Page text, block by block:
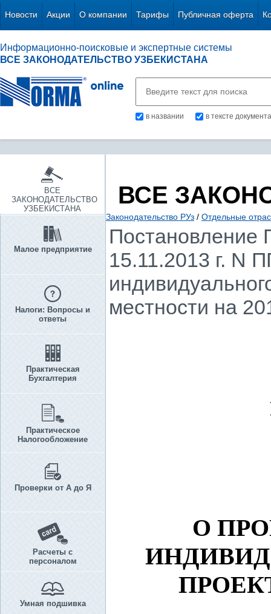
Новости Акции О компании Тарифы Публичная оферта
Информационно-поисковые и экспертные системы
ВСЕ ЗАКОНОДАТЕЛЬСТВО УЗБЕКИСТАНА
в названии в тексте документа
ВСЕ
ЗАКОНОДАТЕЛЬСТВО
УЗБЕКИСТАНА
Малое предприятие
Налоги: Вопросы и
ответы
Практическая
Бухгалтерия
Практическое
Налогообложение
Проверки от А до Я
Расчеты с
персоналом
Умная подшивка
ВСЕ
Законодательство РУз / Отдельные
Постановление
15.11.2013 г. N
местности на
О